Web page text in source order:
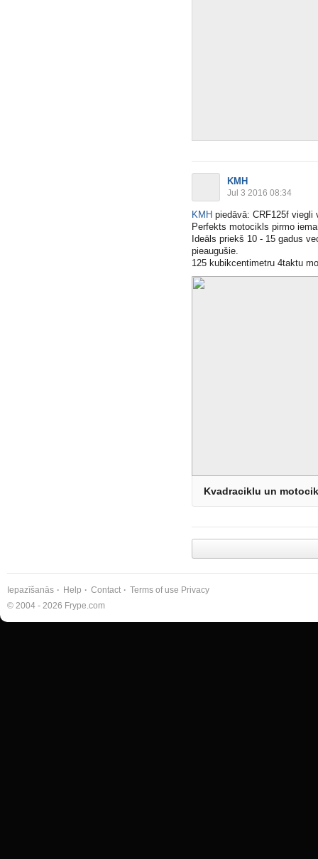
KMH
Jul 3 2016 08:34
KMH piedāvā: CRF125f viegli
Perfekts motocikls pirmo
Ideāls priekš 10 - 15 gadus
pieaugušie.
125 kubikcentimetru 4taktu
Kvadraciklu un
Iepazīšanās Help Contact Terms of use Privacy
© 2004 - 2026 Frype.com